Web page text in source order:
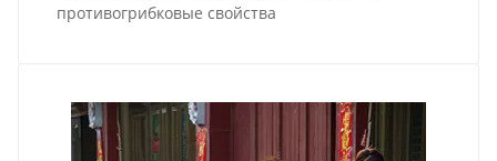
противогрибковые свойства